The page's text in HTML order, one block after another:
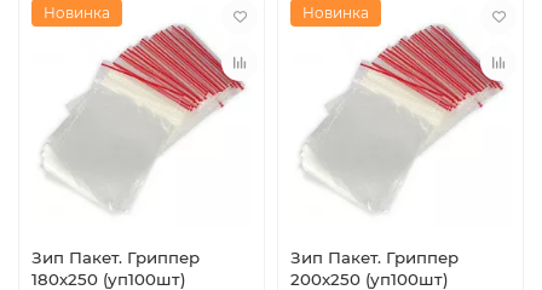
Новинка
Зип Пакет. Гриппер
180х250 (уп100шт)
Новинка
Зип Пакет. Гриппер
200х250 (уп100шт)